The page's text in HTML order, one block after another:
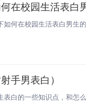
在校园生活表白
手男表白）